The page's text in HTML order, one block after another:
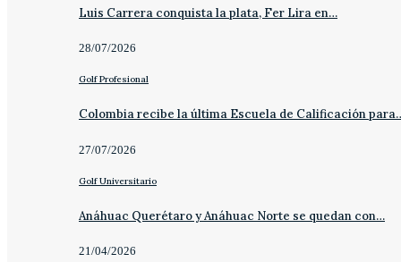
Luis Carrera conquista la plata, Fer Lira en…
28/07/2026
Golf Profesional
Colombia recibe la última Escuela de Calificación
27/07/2026
Golf Universitario
Anáhuac Querétaro y Anáhuac Norte se quedan con…
21/04/2026